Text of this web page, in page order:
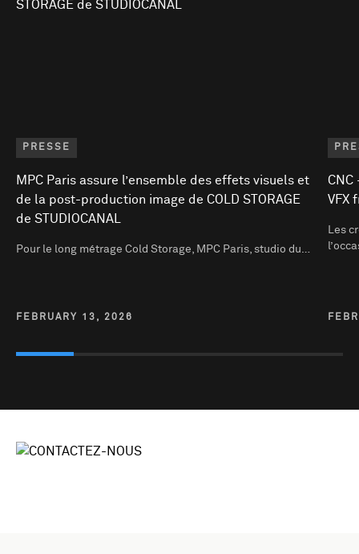
PRESSE
MPC Paris assure l’ensemble des effets visuels et
de la post-production image de COLD STORAGE
de STUDIOCANAL
Pour le long métrage Cold Storage, MPC Paris, studio du…
FEBRUARY 13, 2026
CNC
VFX
Les